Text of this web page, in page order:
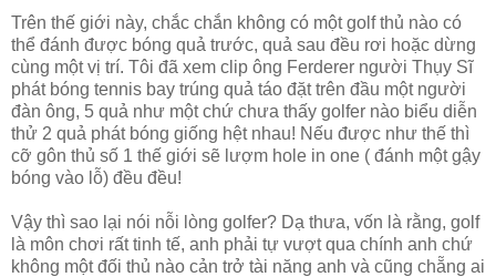
Trên thế giới này, chắc chắn không có một golf thủ nào có
thể đánh được bóng quả trước, quả sau đều rơi hoặc dừng
cùng một vị trí. Tôi đã xem clip ông Ferderer người Thụy Sĩ
phát bóng tennis bay trúng quả táo đặt trên đầu một người
đàn ông, 5 quả như một chứ chưa thấy golfer nào biểu diễn
thử 2 quả phát bóng giống hệt nhau! Nếu được như thế thì
cỡ gôn thủ số 1 thế giới sẽ lượm hole in one ( đánh một gậy
bóng vào lỗ) đều đều!
Vậy thì sao lại nói nỗi lòng golfer? Dạ thưa, vốn là rằng, golf
là môn chơi rất tinh tế, anh phải tự vượt qua chính anh chứ
không một đối thủ nào cản trở tài năng anh và cũng chẵng ai